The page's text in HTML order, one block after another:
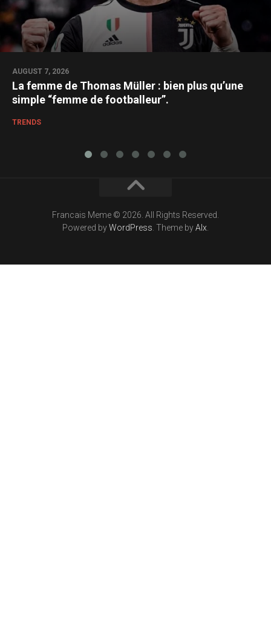
AUGUST 7, 2026
La femme de Thomas Müller : bien plus qu’une
simple “femme de footballeur”.
TRENDS
Francais Meme © 2026. All Rights Reserved.
Powered byWordPress . Theme byAlx